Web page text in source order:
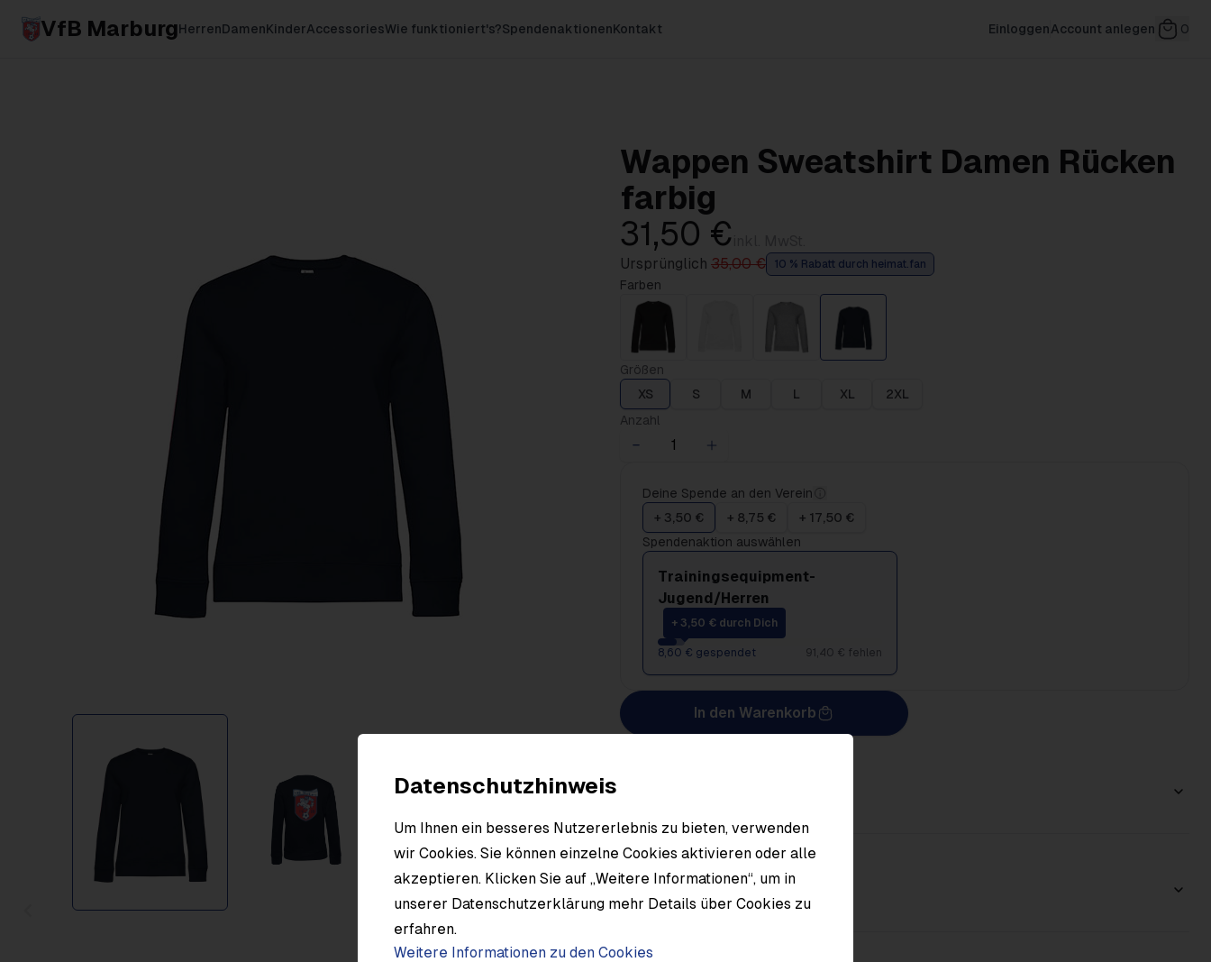
Datenschutzhinweis
Um Ihnen ein besseres Nutzererlebnis zu bieten, verwenden
wir Cookies. Sie können einzelne Cookies aktivieren oder alle
akzeptieren. Klicken Sie auf „Weitere Informationen“, um in
unserer Datenschutzerklärung mehr Details über Cookies zu
erfahren.
Weitere Informationen zu den Cookies
VfB MarburgHerrenDamenKinderAccessoriesWie funktioniert's?SpendenaktionenKontakt EinloggenAccount anlegen 0
Wappen Sweatshirt Damen Rücken
farbig
31,50 €
Ursprünglich 35,00 € 10 % Rabatt durch heimat.fan
Farben
Größen
XS
S M L XL
2XL
Anzahl
Deine Spende an den Verein
+ 3,50 €
+ 8,75 €
+ 17,50 €
Spendenaktion auswählen
Trainingsequipment-
Jugend/Herren
+ 3,50 € durch Dich
8,60 € gespendet 91,40 € fehlen
In den Warenkorb
Material